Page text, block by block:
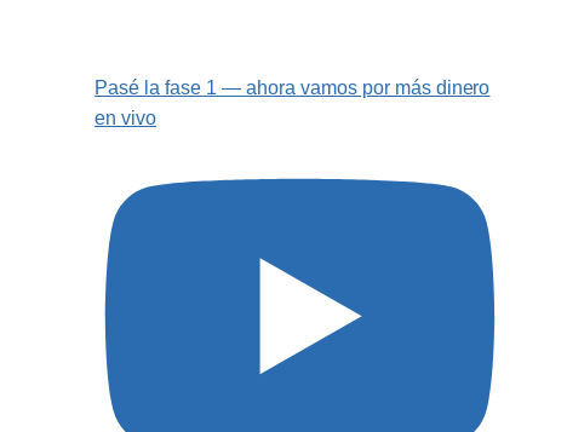
Pasé la fase 1 — ahora vamos por más dinero
en vivo